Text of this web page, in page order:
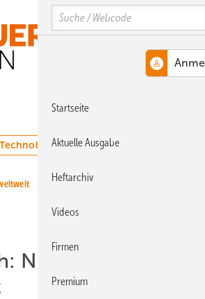
MENÜ
Technologie Webinare
Normandie
Search
Startseite
Aktuelle Ausgabe
Heftarchiv
Videos
Firmen
Premium